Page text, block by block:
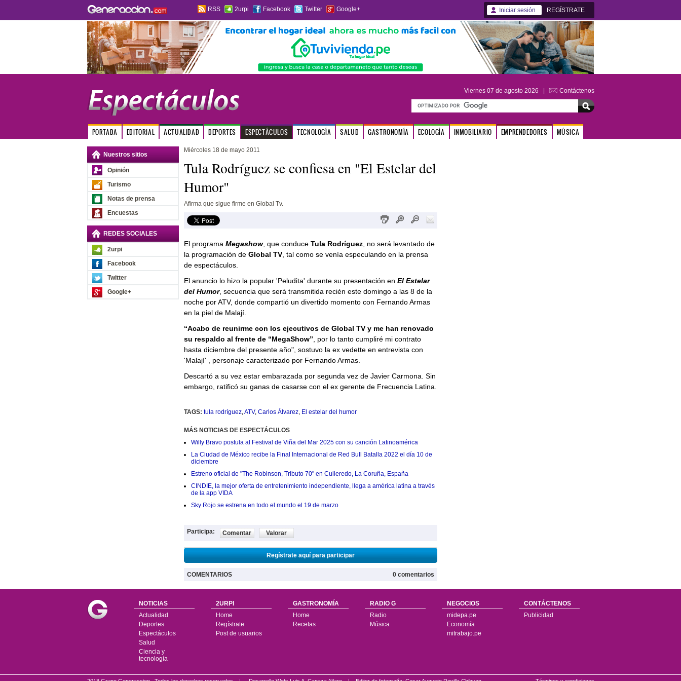
RSS 2urpi Facebook Twitter Google+ Iniciar sesión REGÍSTRATE
Viernes 07 de agosto 2026 | Contáctenos
PORTADA EDITORIAL ACTUALIDAD DEPORTES ESPECTÁCULOS TECNOLOGÍA SALUD GASTRONOMÍA ECOLOGÍA INMOBILIARIO EMPRENDEDORES MÚSICA
Nuestros sitios
Opinión
Turismo
Notas de prensa
Encuestas
REDES SOCIALES
2urpi
Facebook
Twitter
Google+
Miércoles 18 de mayo 2011
Tula Rodríguez se confiesa en "El Estelar del
Humor"
Afirma que sigue firme en Global Tv.
El programa Megashow, que conduce Tula Rodríguez, no será levantado de
la programación de Global TV, tal como se venía especulando en la prensa
de espectáculos.
El anuncio lo hizo la popular 'Peludita' durante su presentación en El Estelar
del Humor, secuencia que será transmitida recién este domingo a las 8 de la
noche por ATV, donde compartió un divertido momento con Fernando Armas
en la piel de Malají.
“Acabo de reunirme con los ejecutivos de Global TV y me han renovado
su respaldo al frente de “MegaShow” , por lo tanto cumpliré mi contrato
hasta diciembre del presente año", sostuvo la ex vedette en entrevista con
'Malají' , personaje caracterizado por Fernando Armas.
Descartó a su vez estar embarazada por segunda vez de Javier Carmona. Sin
embargo, ratificó su ganas de casarse con el ex gerente de Frecuencia Latina.
TAGS: tula rodríguez,ATV, Carlos Álvarez, El estelar del humor
MÁS NOTICIAS DE ESPECTÁCULOS
Willy Bravo postula al Festival de Viña del Mar 2025 con su canción Latinoamérica
La Ciudad de México recibe la Final Internacional de Red Bull Batalla 2022 el día 10 de
diciembre
Estreno oficial de "The Robinson, Tributo 70" en Culleredo, La Coruña, España
CINDIE, la mejor oferta de entretenimiento independiente, llega a américa latina a través
de la app VIDA
Sky Rojo se estrena en todo el mundo el 19 de marzo
Participa: Comentar Valorar
Regístrate aquí para participar
COMENTARIOS 0 comentarios
NOTICIAS
Actualidad
Deportes
Espectáculos
Salud
Ciencia y
tecnología
2URPI
Home
Regístrate
Post de usuarios
GASTRONOMÍA
Home
Recetas
RADIO G
Radio
Música
NEGOCIOS
midepa.pe
Economía
mitrabajo.pe
CONTÁCTENOS
Publicidad